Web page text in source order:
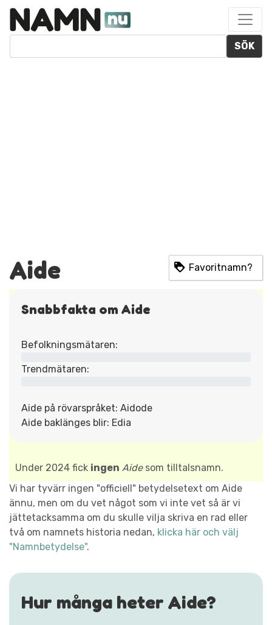
SÖK
Aide Favoritnamn?
Snabbfakta om Aide
Befolkningsmätaren:
Trendmätaren:
Aide på rövarspråket: Aidode
Aide baklänges blir: Edia
Under 2024 fick ingen Aidesom tilltalsnamn.
Vi har tyvärr ingen "officiell" betydelsetext om Aide
ännu, men om du vet något som vi inte vet så är vi
jättetacksamma om du skulle vilja skriva en rad eller
två om namnets historia nedan, klicka här och välj
"Namnbetydelse".
Hur många heter Aide?